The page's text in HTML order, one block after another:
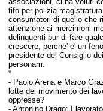
tifo per polizia-
consumatori di quello che
attenzione ai mercimoni
delinquenti pur di fare
crescere, perche' e' un
presidente del Consiglio
personam.
*
- Paolo Arena e Marco
lotte del movimento dei
oppresse?
- Antonino Drago: I